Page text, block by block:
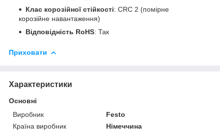
Клас корозійної стійкості: CRC 2 (помірне
корозійне навантаження)
Відповідність RoHS: Так
Приховати
Характеристики
Основні
Виробник
Festo
Країна виробник
Німеччина